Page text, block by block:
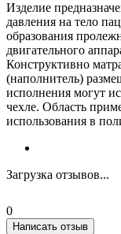
Изделие
давления на тело
образования
двигательного
Конструктивно
(наполнитель)
исполнения могут
чехле. Область
использования в
Загрузка отзывов...
0
Написать отзыв